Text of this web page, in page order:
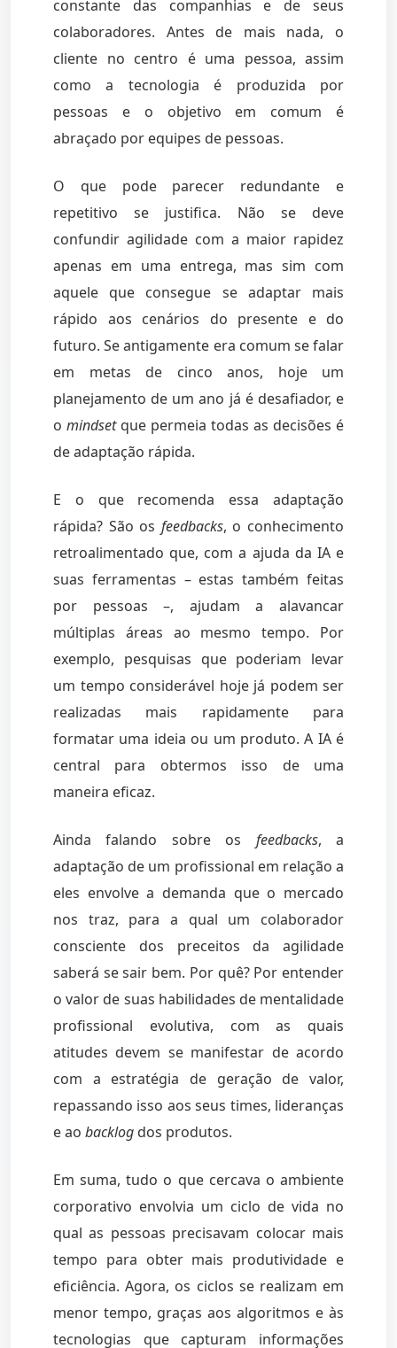
constante das companhias e de seus
colaboradores. Antes de mais nada, o
cliente no centro é uma pessoa, assim
como a tecnologia é produzida por
pessoas e o objetivo em comum é
abraçado por equipes de pessoas.
O que pode parecer redundante e
repetitivo se justifica. Não se deve
confundir agilidade com a maior rapidez
apenas em uma entrega, mas sim com
aquele que consegue se adaptar mais
rápido aos cenários do presente e do
futuro. Se antigamente era comum se falar
em metas de cinco anos, hoje um
planejamento de um ano já é desafiador, e
o mindsetque permeia todas as decisões é
de adaptação rápida.
E o que recomenda essa adaptação
rápida? São os feedbacks, o conhecimento
retroalimentado que, com a ajuda da IA e
suas ferramentas – estas também feitas
por pessoas –, ajudam a alavancar
múltiplas áreas ao mesmo tempo. Por
exemplo, pesquisas que poderiam levar
um tempo considerável hoje já podem ser
realizadas mais rapidamente para
formatar uma ideia ou um produto. A IA é
central para obtermos isso de uma
maneira eficaz.
Ainda falando sobre os feedbacks, a
adaptação de um profissional em relação a
eles envolve a demanda que o mercado
nos traz, para a qual um colaborador
consciente dos preceitos da agilidade
saberá se sair bem. Por quê? Por entender
o valor de suas habilidades de mentalidade
profissional evolutiva, com as quais
atitudes devem se manifestar de acordo
com a estratégia de geração de valor,
repassando isso aos seus times, lideranças
e ao backlog dos produtos.
Em suma, tudo o que cercava o ambiente
corporativo envolvia um ciclo de vida no
qual as pessoas precisavam colocar mais
tempo para obter mais produtividade e
eficiência. Agora, os ciclos se realizam em
menor tempo, graças aos algoritmos e às
tecnologias que capturam informações